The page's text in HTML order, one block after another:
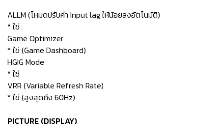
ALLM (โหมดปรับค่า Input lag ให้น้อยลงอัตโนมัติ)
* ใช่
Game Optimizer
* ใช่ (Game Dashboard)
HGIG Mode
* ใช่
VRR (Variable Refresh Rate)
* ใช่ (สูงสุดถึง 60Hz)
PICTURE (DISPLAY)